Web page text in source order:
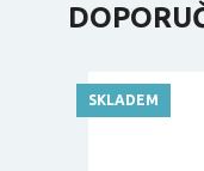
SKLADEM